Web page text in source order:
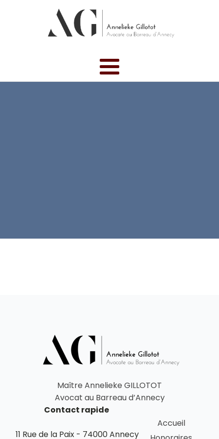
Maître Annelieke GILLOTOT
Avocat au Barreau d’Annecy
Contact rapide
11 Rue de la Paix - 74000 Annecy
Accueil